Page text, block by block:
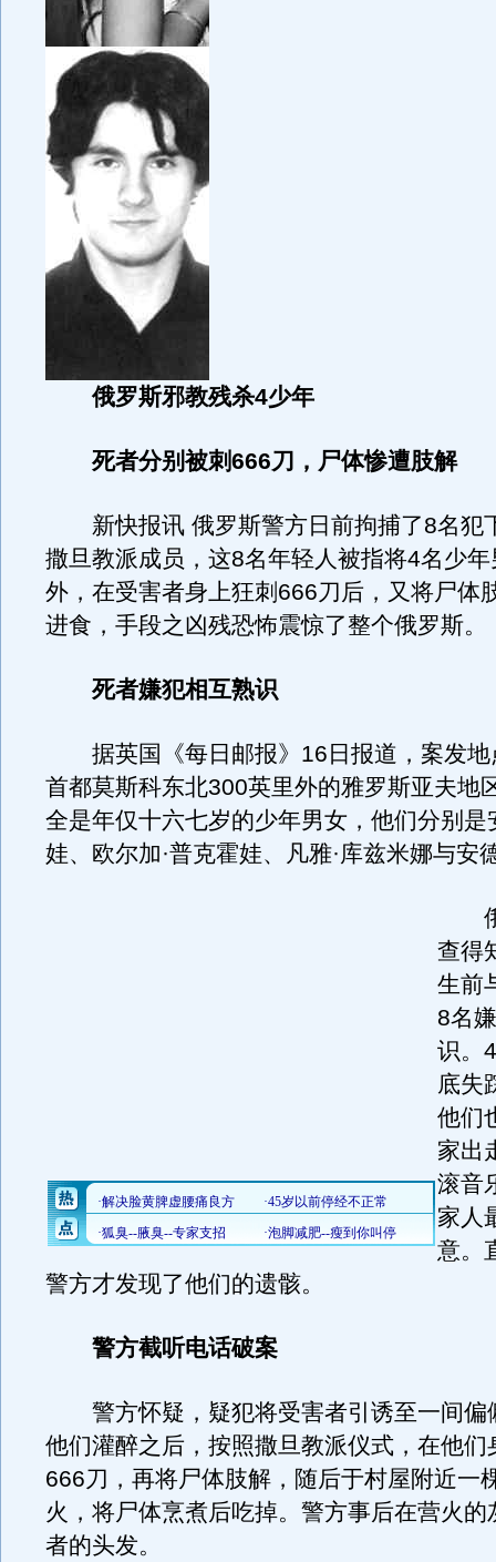
俄罗斯邪教残杀4少年
死者分别被刺666刀，尸体惨遭肢解
新快报讯 俄罗斯警方日前拘捕了8名犯
撒旦教派成员，这8名年轻人被指将4名少
外，在受害者身上狂刺666刀后，又将尸体
进食，手段之凶残恐怖震惊了整个俄罗斯。
死者嫌犯相互熟识
据英国《每日邮报》16日报道，案发地
首都莫斯科东北300英里外的雅罗斯亚夫地
全是年仅十六七岁的少年男女，他们分别是
娃、欧尔加·普克霍娃、凡雅·库兹米娜与安
俄
查得
生前
8名
识。
底失
他们
家出
滚音
家人
意。
警方才发现了他们的遗骸。
警方截听电话破案
警方怀疑，疑犯将受害者引诱至一间偏
他们灌醉之后，按照撒旦教派仪式，在他们
666刀，再将尸体肢解，随后于村屋附近一
火，将尸体烹煮后吃掉。警方事后在营火的
者的头发。